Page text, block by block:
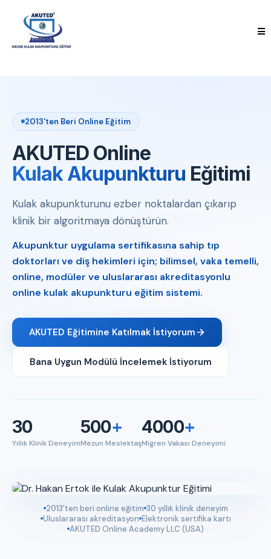
2013'ten Beri Online Eğitim
AKUTED Online
Kulak Akupunkturu Eğitimi
Kulak akupunkturunu ezber noktalardan çıkarıp
klinik bir algoritmaya dönüştürün.
Akupunktur uygulama sertifikasına sahip tıp
doktorları ve diş hekimleri için; bilimsel, vaka temelli,
online, modüler ve uluslararası akreditasyonlu
online kulak akupunkturu eğitim sistemi.
AKUTED Eğitimine Katılmak İstiyorum
Bana Uygun Modülü İncelemek İstiyorum
30
Yıllık Klinik Deneyim
500+
Mezun Meslektaş
4000+
Migren Vakası Deneyimi
2013'ten beri online eğitim 30 yıllık klinik deneyim
Uluslararası akreditasyon Elektronik sertifika kartı
AKUTED Online Academy LLC (USA)